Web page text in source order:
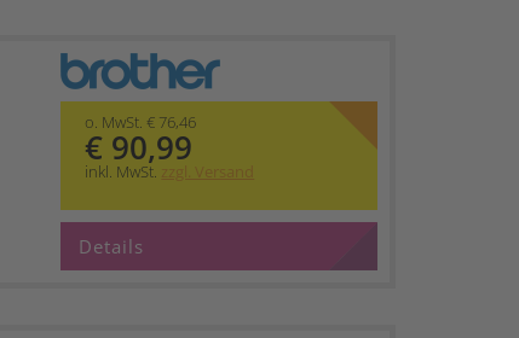
o. MwSt. € 76,46
€ 90,99
inkl. MwSt. zzgl. Versand
Details